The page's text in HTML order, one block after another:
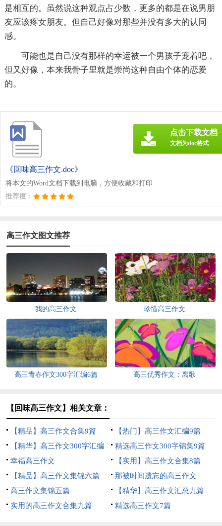
是相互的。虽然说这种观点占少数，更多的都是在说男朋
友应该疼女朋友。但自己好像对那些并没有多大的认同
感。
可能也是自己没有那样的幸运被一个男孩子宠着吧，
但又好像，本来我骨子里就是崇尚这种自由个体的恋爱
的。
《回味高三作文.doc》
将本文的Word文档下载到电脑，方便收藏和打印
推荐度：
点击下载文档
文档为doc格式
高三作文图文推荐
我的高三作文 珍惜高三作文
高三青春作文300字汇编6篇 高三优秀作文：离歌
【回味高三作文】相关文章：
【精品】高三作文合集9篇
【热门】高三作文汇编9篇
【精华】高三作文300字汇编
八篇
精选高三作文300字锦集9篇
幸福高三作文
【实用】高三作文合集8篇
【精品】高三作文集锦六篇
那被时间遗忘的高三作文
高三作文集锦五篇
【精华】高三作文汇总九篇
实用的高三作文合集九篇
精选高三作文7篇